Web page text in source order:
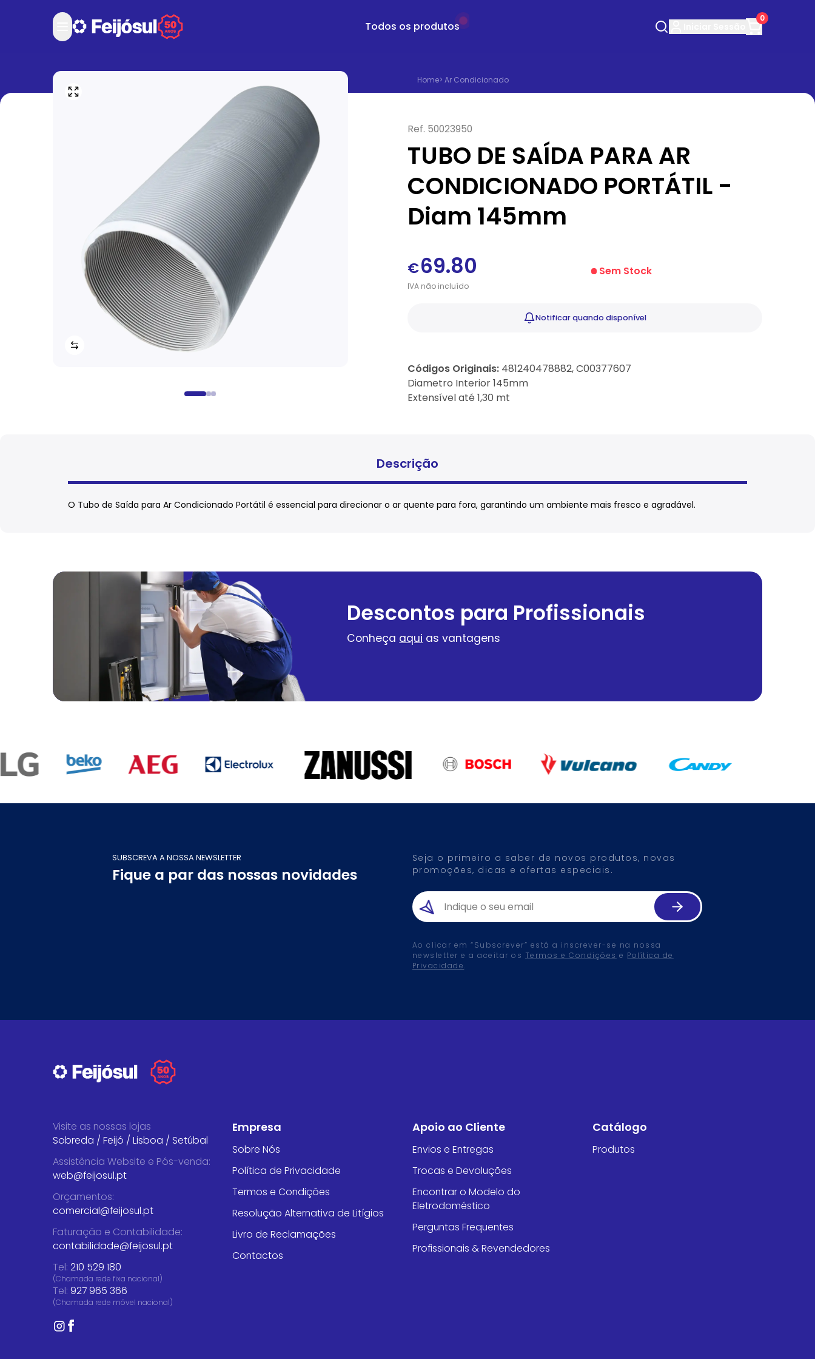
Todos os produtos
0
Home> Ar Condicionado
Ref. 50023950
TUBO DE SAÍDA PARA AR
CONDICIONADO PORTÁTIL -
Diam 145mm
€69.80
IVAnãoincluído
Sem Stock
Notificarquando disponível
Códigos Originais:481240478882, C00377607
Diametro Interior 145mm
Extensível até 1,30 mt
Descrição
O Tubo de Saída para Ar Condicionado Portátil é essencial para direcionar o ar quente para fora, garantindo um ambiente mais fresco e agradável.
Descontos para Profissionais
Conheça aqui as vantagens
SUBSCREVA A NOSSA NEWSLETTER
Fique a par das nossas novidades
Seja o primeiro a saber de novos produtos, novas
promoções, dicas e ofertas especiais.
Ao clicar em “Subscrever” está a inscrever-se na nossa
newsletter e a aceitar os Termos e Condições e Política de
Privacidade.
Visite as nossas lojas
Sobreda / Feijó / Lisboa / Setúbal
Assistência Website e Pós-venda:
web@feijosul.pt
Orçamentos:
comercial@feijosul.pt
Faturação e Contabilidade:
contabilidade@feijosul.pt
Tel: 210 529 180
(Chamada rede fixa nacional)
Tel: 927 965 366
(Chamada rede móvel nacional)
Empresa
Sobre Nós
Política de Privacidade
Termos e Condições
Resolução Alternativa de Litígios
Livro de Reclamações
Contactos
Apoio ao Cliente
Envios e Entregas
Trocas e Devoluções
Encontrar o Modelo do
Eletrodoméstico
Perguntas Frequentes
Profissionais & Revendedores
Catálogo
Produtos